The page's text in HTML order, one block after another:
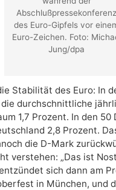
Abschlußpressekonferenz
des Euro-Gipfels vor
Euro-Zeichen. Foto:
Jung/dpa
Stabilität des Euro: In
durchschnittliche
1,7 Prozent. In den
2,8 Prozent.
die D-Mark
verstehen: „Das ist
sich dann am
in München, und